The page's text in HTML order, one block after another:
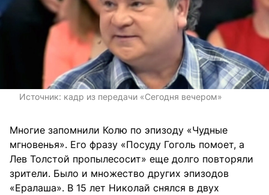
Источник: кадр из передачи «Сегодня вечером»
Многие запомнили Колю по эпизоду «Чудные
мгновенья». Его фразу «Посуду Гоголь помоет, а
Лев Толстой пропылесосит» еще долго повторяли
зрители. Было и множество других эпизодов
«Ералаша». В 15 лет Николай снялся в двух